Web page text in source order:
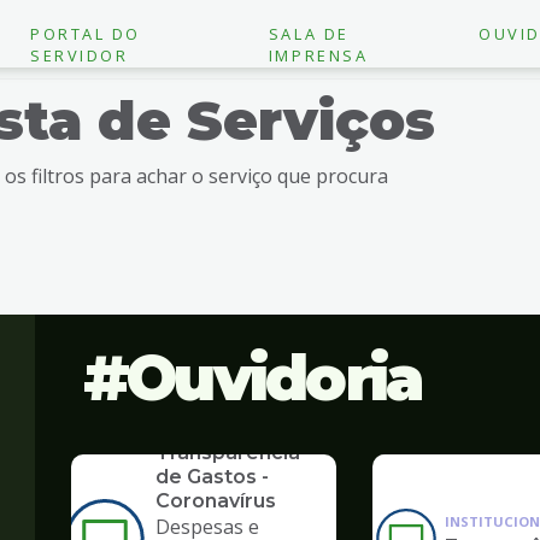
PORTAL DO
SERVIDOR
SALA DE
IMPRENSA
de Serviços
os filtros para achar o serviço que procura
Ouvidoria
Transparência
de Gastos -
Coronavírus
Despesas e